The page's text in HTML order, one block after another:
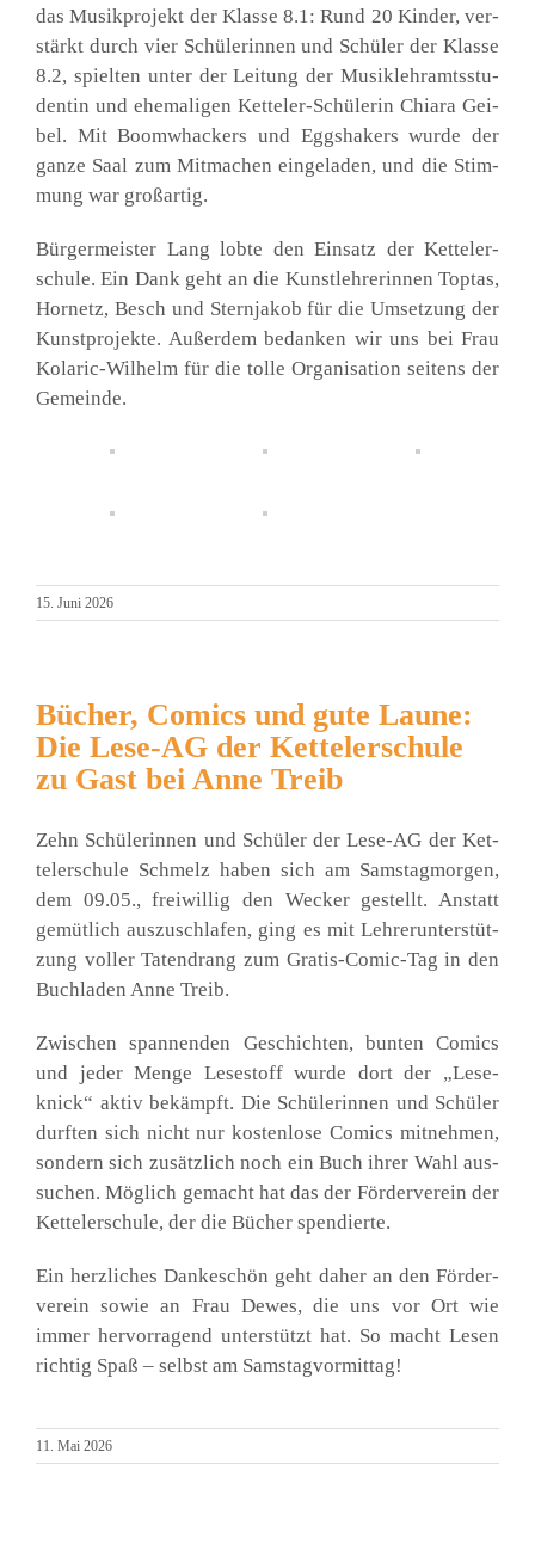
das Musik­pro­jekt der Klas­se 8.1: Rund 20 Kin­der, ver­
stärkt durch vier Schü­le­rin­nen und Schü­ler der Klas­se
8.2, spiel­ten unter der Lei­tung der Musik­lehr­amts­stu­
den­tin und ehe­ma­li­gen Ket­­te­­ler-Schü­­le­rin Chia­ra Gei­
bel. Mit Boom­wha­ckers und Eggsha­kers wur­de der
gan­ze Saal zum Mit­ma­chen ein­ge­la­den, und die Stim­
mung war groß­ar­tig.
Bür­ger­meis­ter Lang lob­te den Ein­satz der Ket­tel­er­
schu­le. Ein Dank geht an die Kunst­leh­re­rin­nen Top­tas,
Hor­netz, Besch und Stern­ja­kob für die Umset­zung der
Kunst­pro­jek­te. Außer­dem bedan­ken wir uns bei Frau
Kola­ric-Wil­helm für die tol­le Orga­ni­sa­ti­on sei­tens der
Gemein­de.
15. Juni 2026
Bücher, Comics und gute Laune:
Die Lese-AG der Kettelerschule
zu Gast bei Anne Treib
Zehn Schü­le­rin­nen und Schü­ler der Lese-AG der Ket­
tel­er­schu­le Schmelz haben sich am Sams­tag­mor­gen,
dem 09.05., frei­wil­lig den Wecker gestellt. Anstatt
gemüt­lich aus­zu­schla­fen, ging es mit Leh­rer­un­ter­stüt­
zung vol­ler Taten­drang zum Gra­­tis-Comic-Tag in den
Buch­la­den Anne Treib.
Zwi­schen span­nen­den Geschich­ten, bun­ten Comics
und jeder Men­ge Lese­stoff wur­de dort der „Lese­
knick“ aktiv bekämpft. Die Schü­le­rin­nen und Schü­ler
durf­ten sich nicht nur kos­ten­lo­se Comics mit­neh­men,
son­dern sich zusätz­lich noch ein Buch ihrer Wahl aus­
su­chen. Mög­lich gemacht hat das der För­der­ver­ein der
Ket­tel­er­schu­le, der die Bücher spen­dier­te.
Ein herz­li­ches Dan­ke­schön geht daher an den För­der­
ver­ein sowie an Frau Dewes, die uns vor Ort wie
immer her­vor­ra­gend unter­stützt hat. So macht Lesen
rich­tig Spaß – selbst am Sams­tag­vor­mit­tag!
11. Mai 2026